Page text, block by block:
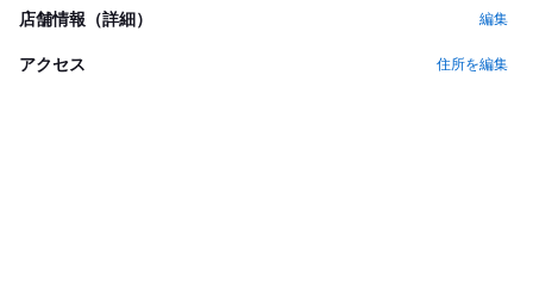
店舗情報（詳細） 編集
アクセス 住所を編集